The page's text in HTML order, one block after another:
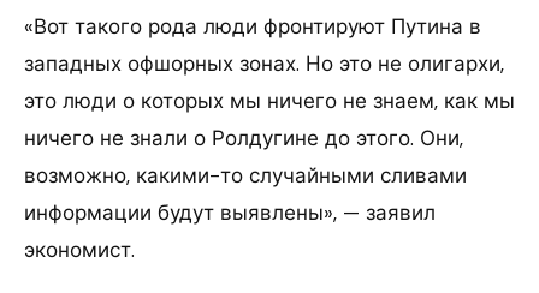
«Вот такого рода люди фронтируют Путина в
западных офшорных зонах. Но это не олигархи,
это люди о которых мы ничего не знаем, как мы
ничего не знали о Ролдугине до этого. Они,
возможно, какими-то случайными сливами
информации будут выявлены», — заявил
экономист.